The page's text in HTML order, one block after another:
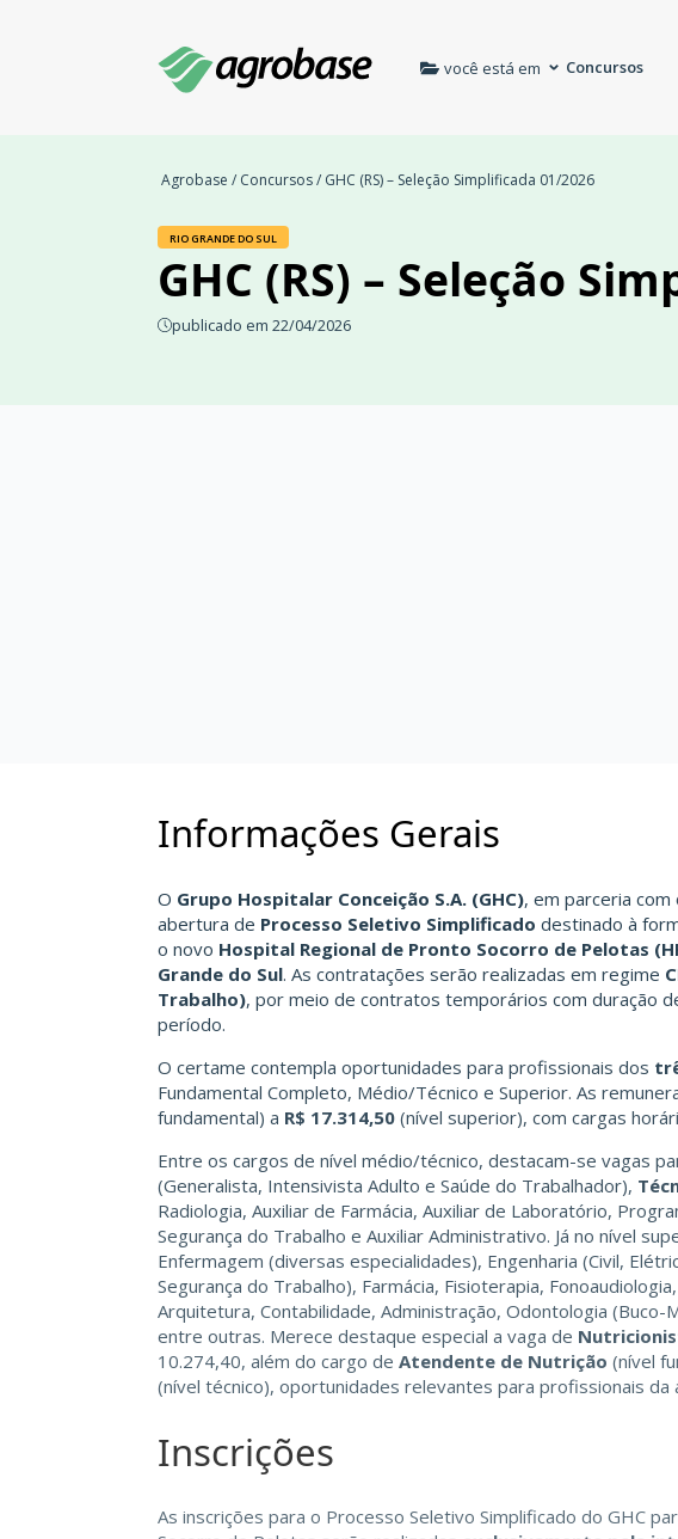
você está em Concursos
Agrobase / Concursos/ GHC (RS) – Seleção Simplificada 01/2026
RIO GRANDE DO SUL
GHC (RS) – Seleção
publicado em 22/04/2026
Informações Gerais
O Grupo Hospitalar Conceição S.A. (GHC), em parceria com
abertura de Processo Seletivo Simplificado destinado à
o novo Hospital Regional de Pronto Socorro de Pelotas
Grande do Sul. As contratações serão realizadas em regime
Trabalho), por meio de contratos temporários com duração
período.
O certame contempla oportunidades para profissionais dos
Fundamental Completo, Médio/Técnico e Superior. As
fundamental) a R$ 17.314,50 (nível superior), com cargas
Entre os cargos de nível médio/técnico, destacam-se vagas
(Generalista, Intensivista Adulto e Saúde do Trabalhador),
Radiologia, Auxiliar de Farmácia, Auxiliar de Laboratório,
Segurança do Trabalho e Auxiliar Administrativo. Já no nível
Enfermagem (diversas especialidades), Engenharia (Civil,
Segurança do Trabalho), Farmácia, Fisioterapia,
Arquitetura, Contabilidade, Administração, Odontologia (Buco-
entre outras. Merece destaque especial a vaga de
10.274,40, além do cargo de Atendente de Nutrição (nível
(nível técnico), oportunidades relevantes para profissionais da
Inscrições
As inscrições para o Processo Seletivo Simplificado do GHC